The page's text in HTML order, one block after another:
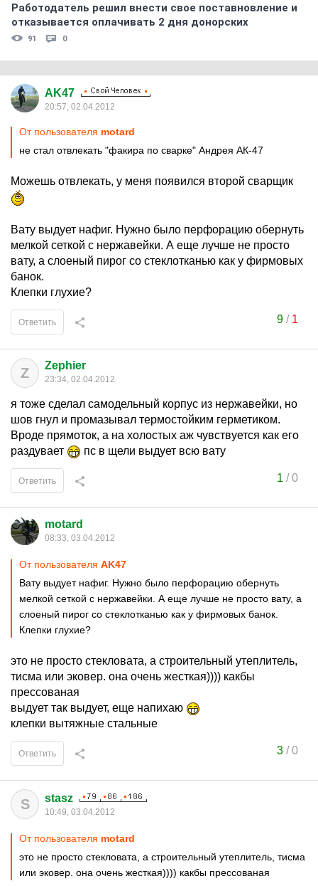
Работодатель решил внести свое поставновление и
отказывается оплачивать 2 дня донорских
91 0
AK47
20:57, 02.04.2012
От пользователя motard
не стал отвлекать "факира по сварке" Андрея АК-47
Можешь отвлекать, у меня появился второй сварщик
Вату выдует нафиг. Нужно было перфорацию обернуть
мелкой сеткой с нержавейки. А еще лучше не просто
вату, а слоеный пирог со стеклотканью как у фирмовых
банок.
Клепки глухие?
9/ 1
Ответить
Z Zephier
23:34, 02.04.2012
я тоже сделал самодельный корпус из нержавейки, но
шов гнул и промазывал термостойким герметиком.
Вроде прямоток, а на холостых аж чувствуется как его
раздувает
пс в щели выдует всю вату
1 /0
Ответить
motard
08:33, 03.04.2012
От пользователя AK47
Вату выдует нафиг. Нужно было перфорацию обернуть
мелкой сеткой с нержавейки. А еще лучше не просто вату, а
слоеный пирог со стеклотканью как у фирмовых банок.
Клепки глухие?
это не просто стекловата, а строительный утеплитель,
тисма или эковер. она очень жесткая)))) какбы
прессованая
выдует так выдует, еще напихаю
клепки вытяжные стальные
3/0
Ответить
S stasz
10:49, 03.04.2012
От пользователя motard
это не просто стекловата, а строительный утеплитель, тисма
или эковер. она очень жесткая)))) какбы прессованая